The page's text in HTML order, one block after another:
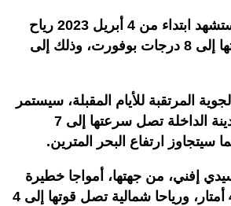
أما مدينة أكادير، فستشهد ابتداء من 4 أبريل 2023 رياح
عاصفية تصل سرعتها إلى 8 درجات بوفورت، وذلك إلى
المرتقبة للأيام المقبلة، سيستمر
هبوب رياح قوية بمدينة الداخلة تصل سرعتها إلى 7
سيتجاوز ارتفاع البحر المترين.
إفني، من جهتها، أمواجا خطيرة
يصل ارتفاعها إلى 4 أمتار، ورياحا شمالية تصل قوتها إلى 4